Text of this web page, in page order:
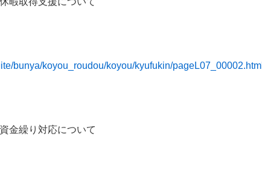
bunya/koyou_roudou/koyou/kyufukin/pageL07_00002.html
金繰り対応について